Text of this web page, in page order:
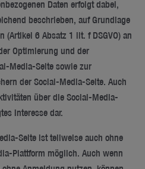
Daten erfolgt dabei,
beschrieben, auf Grundlage
(Artikel 6 Absatz 1 lit. f DSGVO) an
Optimierung und der
Media-Seite sowie zur
der Social-Media-Seite. Auch
über die Social-Media-
Interesse dar.
Seite ist teilweise auch ohne
Plattform möglich. Auch wenn